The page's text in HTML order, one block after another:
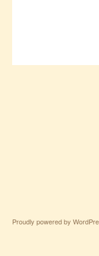
Proudly powered by